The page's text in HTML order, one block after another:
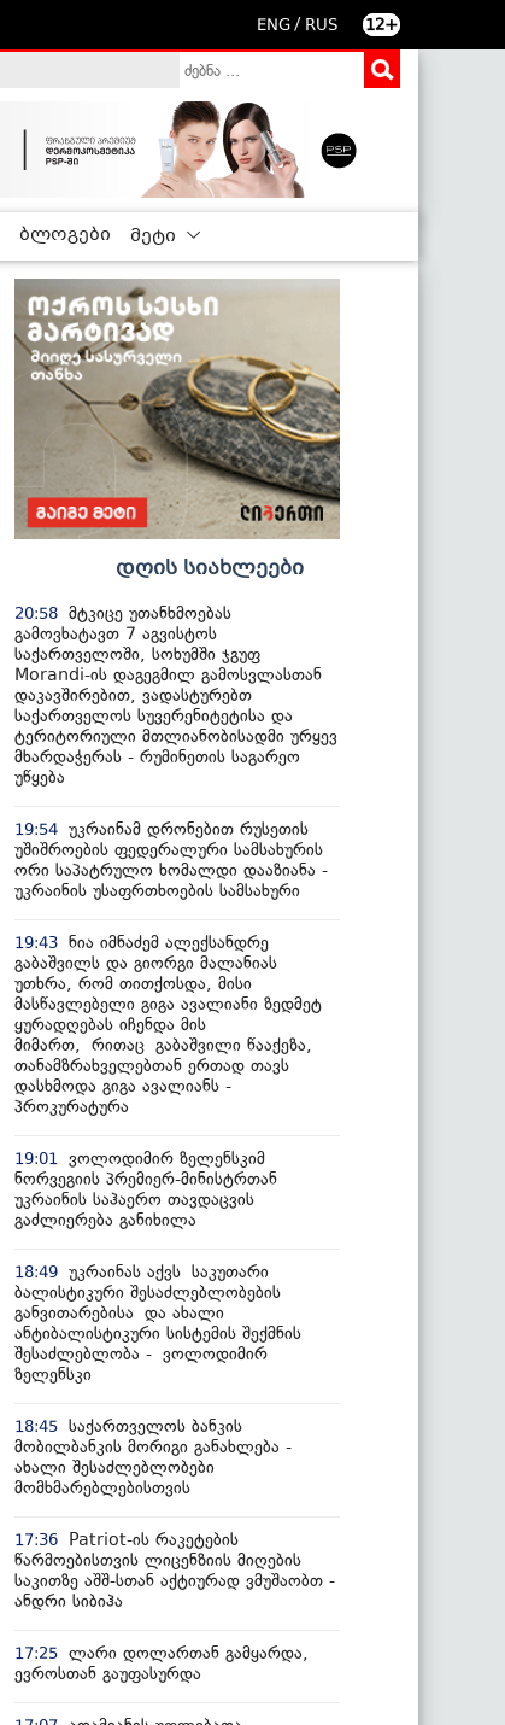
ENG / RUS 12+
ბლოგები მეტი
დღის სიახლეები
20:58 მტკიცე უთანხმოებას
გამოვხატავთ 7 აგვისტოს
საქართველოში, სოხუმში ჯგუფ
Morandi-ის დაგეგმილ გამოსვლასთან
დაკავშირებით, ვადასტურებთ
საქართველოს სუვერენიტეტისა და
ტერიტორიული მთლიანობისადმი ურყევ
მხარდაჭერას - რუმინეთის საგარეო
უწყება
19:54 უკრაინამ დრონებით რუსეთის
უშიშროების ფედერალური სამსახურის
ორი საპატრულო ხომალდი დააზიანა -
უკრაინის უსაფრთხოების სამსახური
19:43 ნია იმნაძემ ალექსანდრე
გაბაშვილს და გიორგი მალანიას
უთხრა, რომ თითქოსდა, მისი
მასწავლებელი გიგა ავალიანი ზედმეტ
ყურადღებას იჩენდა მის
მიმართ, რითაც გაბაშვილი წააქეზა,
თანამზრახველებთან ერთად თავს
დასხმოდა გიგა ავალიანს -
პროკურატურა
19:01
ვოლოდიმირ ზელენსკიმ
ნორვეგიის პრემიერ-მინისტრთან
უკრაინის საჰაერო თავდაცვის
გაძლიერება განიხილა
18:49 უკრაინას აქვს საკუთარი
ბალისტიკური შესაძლებლობების
განვითარებისა და ახალი
ანტიბალისტიკური სისტემის შექმნის
შესაძლებლობა - ვოლოდიმირ
ზელენსკი
18:45 საქართველოს ბანკის
მობილბანკის მორიგი განახლება -
ახალი შესაძლებლობები
მომხმარებლებისთვის
17:36
Patriot-ის რაკეტების
წარმოებისთვის ლიცენზიის მიღების
საკითზე აშშ-სთან აქტიურად ვმუშაობთ -
ანდრი სიბიჰა
17:25 ლარი დოლართან გამყარდა,
ევროსთან გაუფასურდა